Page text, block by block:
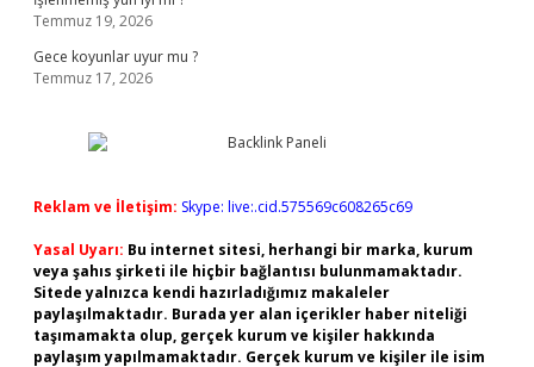
Temmuz 19, 2026
Gece koyunlar uyur mu ?
Temmuz 17, 2026
Reklam ve İletişim: Skype: live:.cid.575569c608265c69
Yasal Uyarı: Bu internet sitesi, herhangi bir marka, kurum
veya şahıs şirketi ile hiçbir bağlantısı bulunmamaktadır.
Sitede yalnızca kendi hazırladığımız makaleler
paylaşılmaktadır. Burada yer alan içerikler haber niteliği
taşımamakta olup, gerçek kurum ve kişiler hakkında
paylaşım yapılmamaktadır. Gerçek kurum ve kişiler ile isim